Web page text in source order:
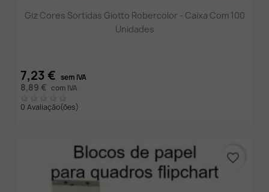
Giz Cores Sortidas Giotto Robercolor - Caixa Com 100
Unidades
7,23 € sem IVA
8,89 € com IVA
0 Avaliação(ões)
favorite_border